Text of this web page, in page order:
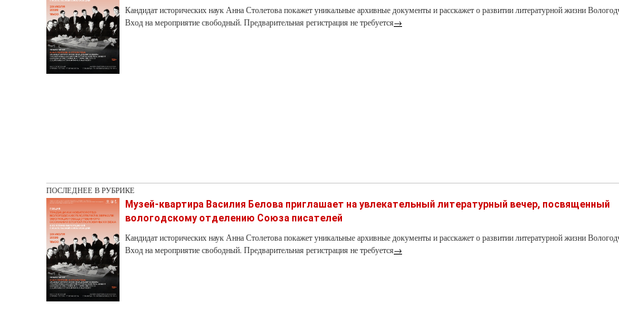
Кандидат исторических наук Анна Столетова покажет уникальные архивные документы и расскажет о развитии литературной жизни
Вход на мероприятие свободный. Предварительная регистрация не требуется→
ПОСЛЕДНЕЕ В РУБРИКЕ
Музей-квартира Василия Белова приглашает на увлекательный литературный вечер, посвященный
вологодскому отделению Союза писателей
Кандидат исторических наук Анна Столетова покажет уникальные архивные документы и расскажет о развитии литературной жизни
Вход на мероприятие свободный. Предварительная регистрация не требуется→